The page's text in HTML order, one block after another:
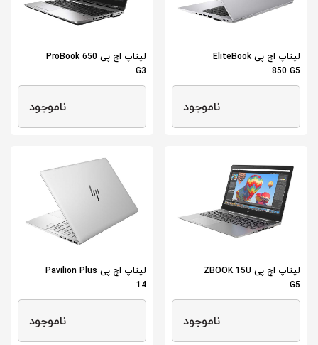
لپتاپ اچ پی EliteBook
850 G5
ناموجود
لپتاپ اچ پی ProBook 650
G3
ناموجود
لپتاپ اچ پی ZBOOK 15U
G5
ناموجود
لپتاپ اچ پی Pavilion Plus
14
ناموجود